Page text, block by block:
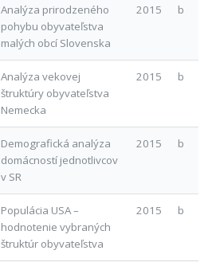
Analýza prirodzeného
pohybu obyvateľstva
malých obcí Slovenska
2015 b
Analýza vekovej
štruktúry obyvateľstva
Nemecka
2015 b
Demografická analýza
domácností jednotlivcov
v SR
2015 b
Populácia USA –
hodnotenie vybraných
štruktúr obyvateľstva
2015 b